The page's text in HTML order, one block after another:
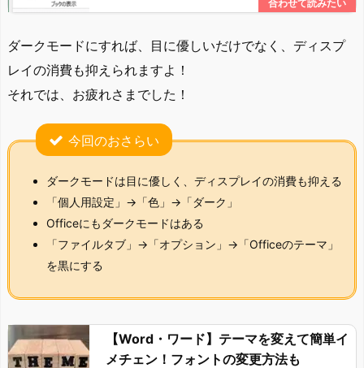
ダークモードにすれば、目に優しいだけでなく、ディスプ
レイの消費も抑えられますよ！
それでは、お疲れさまでした！
今回のおさらい
ダークモードは目に優しく、ディスプレイの消費も抑える
「個人用設定」→「色」→「ダーク」
Officeにもダークモードはある
「ファイルタブ」→「オプション」→「Officeのテーマ」
を黒にする
【Word・ワード】テーマを変えて簡単イ
メチェン！フォントの変更方法も